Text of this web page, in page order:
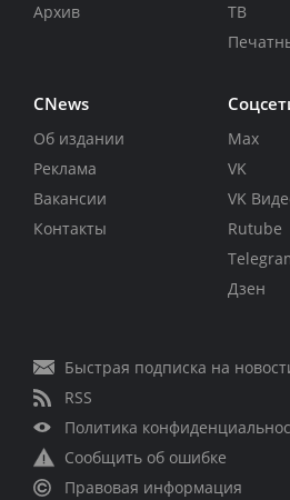
Архив
ТВ
CNews
Об издании
Реклама
Вакансии
Контакты
Max
VK
VK
Rutube
Дзен
Быстрая подписка на
RSS
Политика
Сообщить об ошибке
Правовая информация